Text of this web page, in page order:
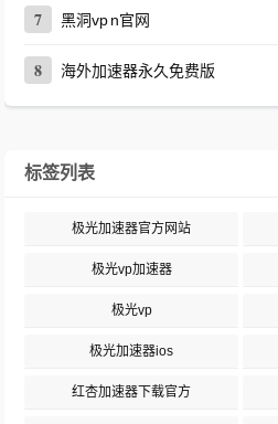
7 黑洞vp n官网
8 海外加速器永久免费版
标签列表
极光加速器官方网站
极光vp加速器
极光vp
极光加速器ios
红杏加速器下载官方